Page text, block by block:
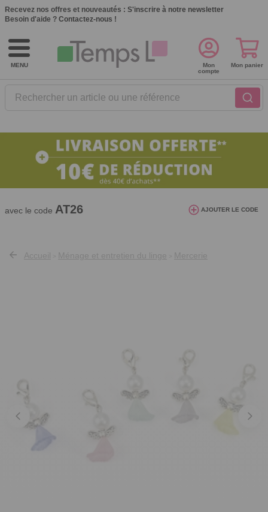
Recevez nos offres et nouveautés : S'inscrire à notre newsletter
Besoin d'aide ? Contactez-nous !
MENU
Rechercher un article ou une référence
Mon
compte
Mon panier
10€ de réduction dès 40€ d'achat. Offre
valable du 03/08/2026 au 12/08/2026.
avec le code AT26 AJOUTER LE CODE
Accueil Ménage et entretien du linge Mercerie